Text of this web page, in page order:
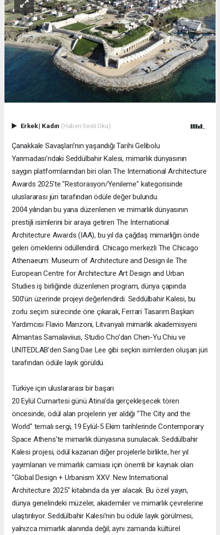
Erkek| Kadın (Haberi Sesli Oku)
Çanakkale Savaşları’nın yaşandığı Tarihi Gelibolu
Yarımadası’ndaki Seddülbahir Kalesi, mimarlık dünyasının
saygın platformlarından biri olan The International Architecture
Awards 2025’te "Restorasyon/Yenileme" kategorisinde
uluslararası jüri tarafından ödüle değer bulundu.
2004 yılından bu yana düzenlenen ve mimarlık dünyasının
prestijli isimlerini bir araya getiren The International
Architecture Awards (IAA), bu yıl da çağdaş mimarlığın önde
gelen örneklerini ödüllendirdi. Chicago merkezli The Chicago
Athenaeum: Museum of Architecture and Design ile The
European Centre for Architecture Art Design and Urban
Studies iş birliğinde düzenlenen program, dünya çapında
500’ün üzerinde projeyi değerlendirdi. Seddülbahir Kalesi, bu
zorlu seçim sürecinde öne çıkarak, Ferrari Tasarım Başkan
Yardımcısı Flavio Manzoni, Litvanyalı mimarlık akademisyeni
Almantas Samalaviius, Studio Cho’dan Chen-Yu Chiu ve
UNITEDLAB’den Sang Dae Lee gibi seçkin isimlerden oluşan jüri
tarafından ödüle layık görüldü.
Türkiye için uluslararası bir başarı
20 Eylül Cumartesi günü Atina’da gerçekleşecek tören
öncesinde, ödül alan projelerin yer aldığı "The City and the
World" temalı sergi, 19 Eylül-5 Ekim tarihlerinde Contemporary
Space Athens’te mimarlık dünyasına sunulacak. Seddülbahir
Kalesi projesi, ödül kazanan diğer projelerle birlikte, her yıl
yayımlanan ve mimarlık camiası için önemli bir kaynak olan
"Global Design + Urbanism XXV: New International
Architecture 2025" kitabında da yer alacak. Bu özel yayın,
dünya genelindeki müzeler, akademiler ve mimarlık çevrelerine
ulaştırılıyor. Seddülbahir Kalesi’nin bu ödüle layık görülmesi,
yalnızca mimarlık alanında değil; aynı zamanda kültürel